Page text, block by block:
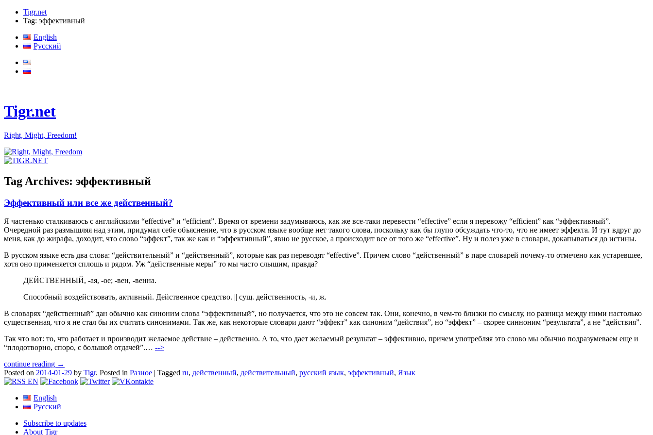
Tigr.net
Tag: эффективный
English
Русский
Tigr.net
Right, Might, Freedom!
Tag Archives: эффективный
Эффективный или все же действенный?
Я частенько сталкиваюсь с английскими “effective” и “efficient”. Время от времени задумываюсь, как же все-таки перевести “effective” если я перевожу “efficient” как “эффективный”.
Очередной раз размышляя над этим, придумал себе объяснение, что в русском языке вообще нет такого слова, поскольку как бы глупо обсуждать что-то, что не имеет эффекта. И тут вдруг до
меня, как до жирафа, доходит, что слово “эффект”, так же как и “эффективный”, явно не русское, а происходит все от того же “effective”. Ну и полез уже в словари, докапываться до истины.
В русском языке есть два слова: “действительный” и “действенный”, которые как раз переводят “effective”. Причем слово “действенный” в паре словарей почему-то отмечено как устаревшее,
хотя оно применяется сплошь и рядом. Уж “действенные меры” то мы часто слышим, правда?
ДЕЙСТВЕННЫЙ, -ая, -ое; -вен, -венна.
Способный воздействовать, активный. Действенное средство. || сущ. действенность, -и, ж.
В словарях “действенный” дан обычно как синоним слова “эффективный”, но получается, что это не совсем так. Они, конечно, в чем-то близки по смыслу, но разница между ними настолько
существенная, что я не стал бы их считать синонимами. Так же, как некоторые словари дают “эффект” как синоним “действия”, но “эффект” – скорее синноним “результата”, а не “действия”.
Так что вот: то, что работает и производит желаемое действие – действенно. А то, что дает желаемый результат – эффективно, причем употребляя это слово мы обычно подразумеваем еще и
“плодотворно, споро, с большой отдачей”.… -->
continue reading →
Posted on 2014-01-29 by Tigr. Posted in Разное | Tagged ru, действенный, действительный, русский язык, эффективный, Язык
English
Русский
Subscribe to updates
About Tigr